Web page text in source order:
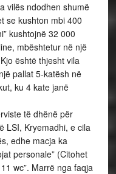
vilës ndodhen shumë
se kushton mbi 400
kushtojnë 32 000
mbështetur në një
është thjesht vila
pallat 5-katësh në
ku 4 kate janë
të dhënë për
LSI, Kryemadhi, e cila
edhe macja ka
personale” (Citohet
wc”. Marrë nga faqja